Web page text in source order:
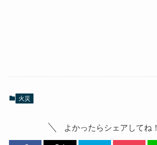
火災
よかったらシェアしてね！